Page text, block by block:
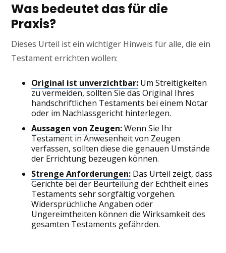
Was bedeutet das für die
Praxis?
Dieses Urteil ist ein wichtiger Hinweis für alle, die ein
Testament errichten wollen:
Original ist unverzichtbar: Um Streitigkeiten
zu vermeiden, sollten Sie das Original Ihres
handschriftlichen Testaments bei einem Notar
oder im Nachlassgericht hinterlegen.
Aussagen von Zeugen:Wenn Sie Ihr
Testament in Anwesenheit von Zeugen
verfassen, sollten diese die genauen Umstände
der Errichtung bezeugen können.
Strenge Anforderungen: Das Urteil zeigt, dass
Gerichte bei der Beurteilung der Echtheit eines
Testaments sehr sorgfältig vorgehen.
Widersprüchliche Angaben oder
Ungereimtheiten können die Wirksamkeit des
gesamten Testaments gefährden.